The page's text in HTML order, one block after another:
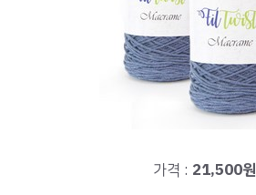
가격 : 21,500원